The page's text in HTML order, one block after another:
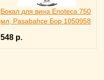
Бокал для вина Enoteca 750
мл, Pasabahce Бор 1050958
548 р.